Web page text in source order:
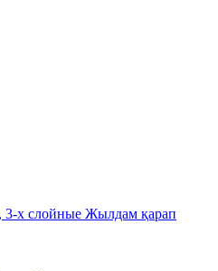
Жылдам қарап